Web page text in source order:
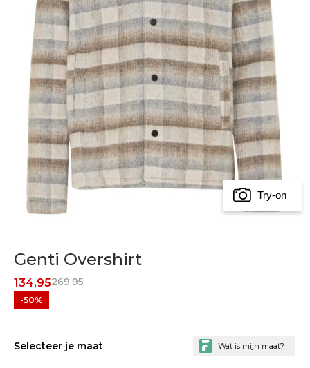
Genti Overshirt
269,95
134,95
-50%
Selecteer je maat
Try-on